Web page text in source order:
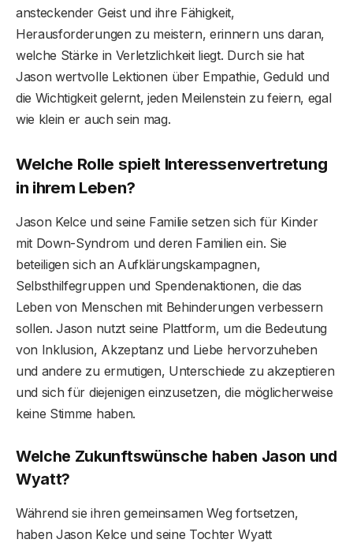
ansteckender Geist und ihre Fähigkeit,
Herausforderungen zu meistern, erinnern uns daran,
welche Stärke in Verletzlichkeit liegt. Durch sie hat
Jason wertvolle Lektionen über Empathie, Geduld und
die Wichtigkeit gelernt, jeden Meilenstein zu feiern, egal
wie klein er auch sein mag.
Welche Rolle spielt Interessenvertretung
in ihrem Leben?
Jason Kelce und seine Familie setzen sich für Kinder
mit Down-Syndrom und deren Familien ein. Sie
beteiligen sich an Aufklärungskampagnen,
Selbsthilfegruppen und Spendenaktionen, die das
Leben von Menschen mit Behinderungen verbessern
sollen. Jason nutzt seine Plattform, um die Bedeutung
von Inklusion, Akzeptanz und Liebe hervorzuheben
und andere zu ermutigen, Unterschiede zu akzeptieren
und sich für diejenigen einzusetzen, die möglicherweise
keine Stimme haben.
Welche Zukunftswünsche haben Jason und
Wyatt?
Während sie ihren gemeinsamen Weg fortsetzen,
haben Jason Kelce und seine Tochter Wyatt